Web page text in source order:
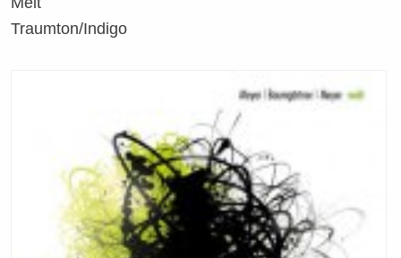
Traumton/Indigo